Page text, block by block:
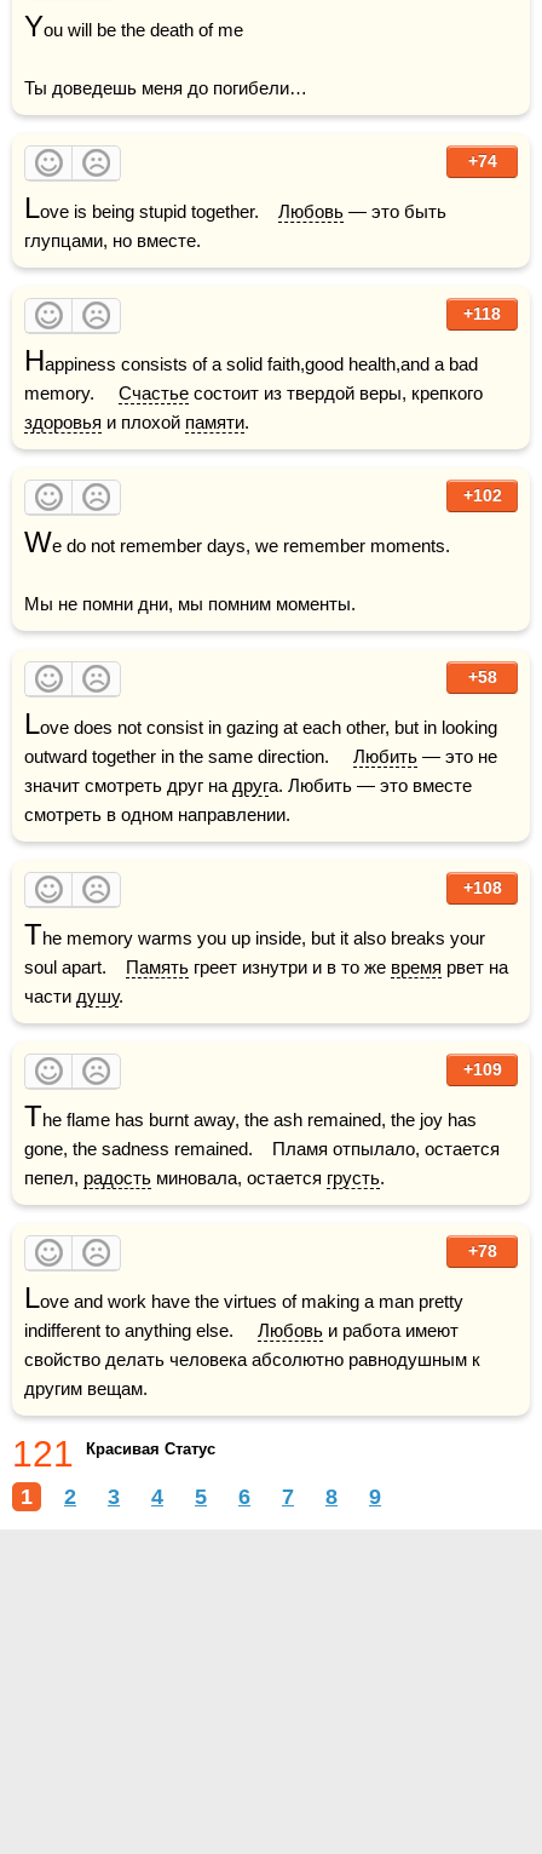
You will be the death of me
Ты доведешь меня до погибели…
+74
Love is being stupid together. Любовь — это быть
глупцами, но вместе.
+118
Happiness consists of a solid faith,good health,and a bad
memory. Счастье
здоровья и плохой памяти.
+102
We do not remember days, we remember moments.
Мы не помни дни, мы помним моменты.
+58
Love does not consist in gazing at each other, but in looking
outward together in the same direction. Любить — это не
значит смотреть друг на друга. Любить — это вместе
смотреть в одном направлении.
+108
The memory warms you up inside, but it also breaks your
soul apart. Память греет изнутри и в то же время рвет на
части душу.
+109
The flame has burnt away, the ash remained, the joy has
gone, the sadness remained.    Пламя отпылало, остается
пепел, радость миновала, остается грусть.
+78
Love and work have the virtues of making a man pretty
indifferent to anything else. Любовь и работа имеют
свойство делать человека абсолютно равнодушным к
другим вещам.
121 Красивая Статус
1 2 3 4 5 6 7 8 9